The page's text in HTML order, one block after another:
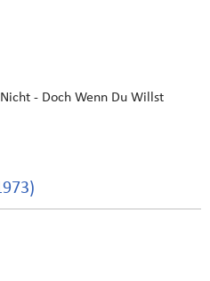
- Doch Wenn Du Willst